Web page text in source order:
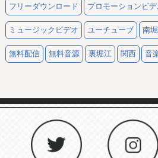
フリーダウンロード プロモーションビデ
ミュージックビデオ ユーチューブ 南
無料配信 無料音源 裏堀江 関西 音